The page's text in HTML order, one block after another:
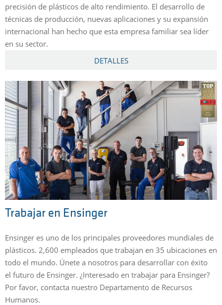
precisión de plásticos de alto rendimiento. El desarrollo de
técnicas de producción, nuevas aplicaciones y su expansión
internacional han hecho que esta empresa familiar sea líder
en su sector.
DETALLES
Trabajar en Ensinger
Ensinger es uno de los principales proveedores mundiales de
plásticos. 2,600 empleados que trabajan en 35 ubicaciones en
todo el mundo. Únete a nosotros para desarrollar con éxito
el futuro de Ensinger. ¿Interesado en trabajar para Ensinger?
Por favor, contacta nuestro Departamento de Recursos
Humanos.